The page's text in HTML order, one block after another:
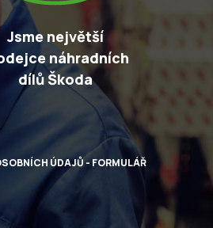
Jsme největší
náhradních
dílů Škoda
ÚDAJŮ - FORMULÁŘ